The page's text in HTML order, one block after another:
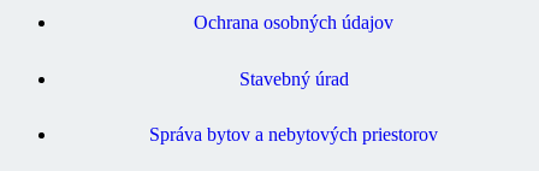
Ochrana osobných údajov
Stavebný úrad
Správa bytov a nebytových priestorov